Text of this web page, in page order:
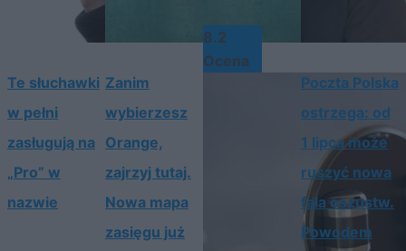
Te słuchawki
w pełni
zasługują na
„Pro” w
nazwie
Zanim
wybierzesz
Orange,
zajrzyj tutaj.
Nowa mapa
zasięgu już
8.2
Ocena
Poczta Polska
ostrzega: od
1 lipca może
ruszyć nowa
fala oszustw.
Powodem